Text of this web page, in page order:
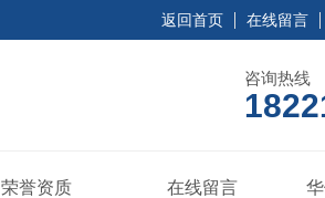
返回首页 在线留言
咨询热线
荣誉资质 在线留言